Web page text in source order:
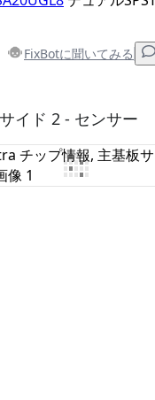
FixBotに聞いてみる
コメントを追加
加
イド 2 - センサー